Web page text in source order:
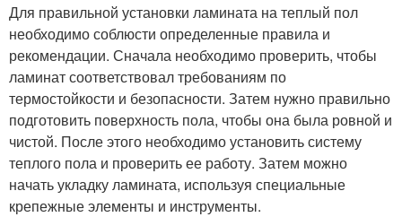
Для правильной установки ламината на теплый пол
необходимо соблюсти определенные правила и
рекомендации. Сначала необходимо проверить, чтобы
ламинат соответствовал требованиям по
термостойкости и безопасности. Затем нужно правильно
подготовить поверхность пола, чтобы она была ровной и
чистой. После этого необходимо установить систему
теплого пола и проверить ее работу. Затем можно
начать укладку ламината, используя специальные
крепежные элементы и инструменты.